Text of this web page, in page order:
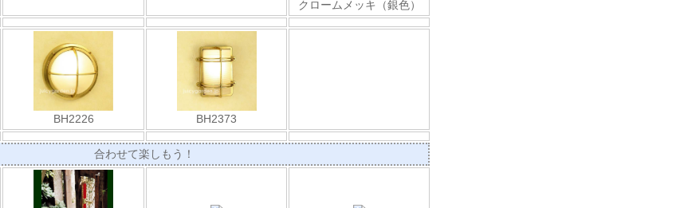
クロームメッキ（銀色）
BH2226 BH2373
合わせて楽しもう！